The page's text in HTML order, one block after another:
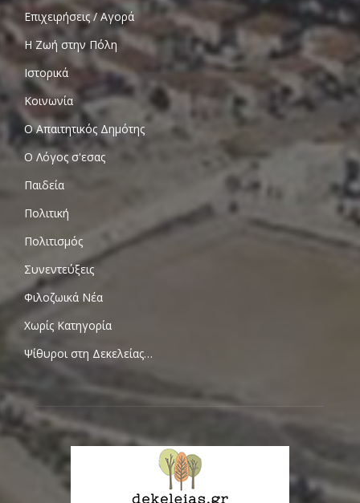
Επιχειρήσεις / Αγορά
Η Ζωή στην Πόλη
Ιστορικά
Κοινωνία
Ο Απαιτητικός Δημότης
Ο Λόγος σ'εσας
Παιδεία
Πολιτική
Πολιτισμός
Συνεντεύξεις
Φιλοζωικά Νέα
Χωρίς Κατηγορία
Ψίθυροι στη Δεκελείας…